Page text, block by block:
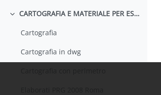
Minimizza CARTOGRAFIA E MATERIALE PER ESERCITAZIONE
Cartografia
Cartografia in dwg